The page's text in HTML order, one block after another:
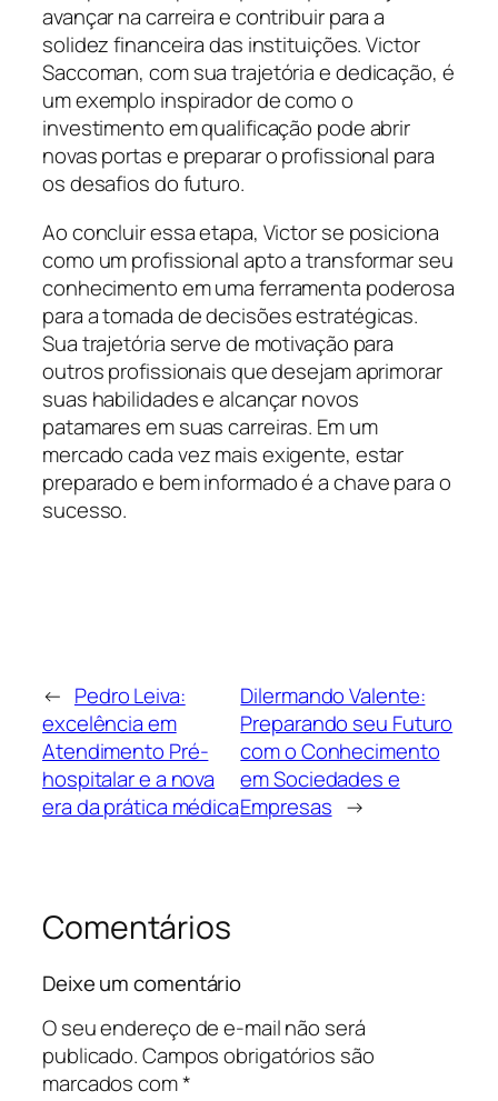
avançar na carreira e contribuir para a
solidez financeira das instituições. Victor
Saccoman, com sua trajetória e dedicação, é
um exemplo inspirador de como o
investimento em qualificação pode abrir
novas portas e preparar o profissional para
os desafios do futuro.
Ao concluir essa etapa, Victor se posiciona
como um profissional apto a transformar seu
conhecimento em uma ferramenta poderosa
para a tomada de decisões estratégicas.
Sua trajetória serve de motivação para
outros profissionais que desejam aprimorar
suas habilidades e alcançar novos
patamares em suas carreiras. Em um
mercado cada vez mais exigente, estar
preparado e bem informado é a chave para o
sucesso.
← Pedro Leiva:
excelência em
Atendimento Pré-
hospitalar e a nova
era da prática médica
Dilermando Valente:
Preparando seu Futuro
com o Conhecimento
em Sociedades e
Empresas →
Comentários
Deixe um comentário
O seu endereço de e-mail não será
publicado.Campos obrigatórios são
marcados com*